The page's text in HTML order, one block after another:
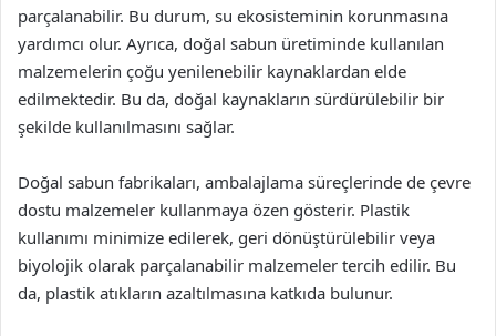
parçalanabilir. Bu durum, su ekosisteminin korunmasına
yardımcı olur. Ayrıca, doğal sabun üretiminde kullanılan
malzemelerin çoğu yenilenebilir kaynaklardan elde
edilmektedir. Bu da, doğal kaynakların sürdürülebilir bir
şekilde kullanılmasını sağlar.
Doğal sabun fabrikaları, ambalajlama süreçlerinde de çevre
dostu malzemeler kullanmaya özen gösterir. Plastik
kullanımı minimize edilerek, geri dönüştürülebilir veya
biyolojik olarak parçalanabilir malzemeler tercih edilir. Bu
da, plastik atıkların azaltılmasına katkıda bulunur.